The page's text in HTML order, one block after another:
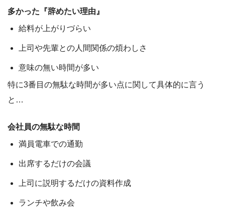
多かった『辞めたい理由』
給料が上がりづらい
上司や先輩との人間関係の煩わしさ
意味の無い時間が多い
特に3番目の無駄な時間が多い点に関して具体的に言う
と…
会社員の無駄な時間
満員電車での通勤
出席するだけの会議
上司に説明するだけの資料作成
ランチや飲み会